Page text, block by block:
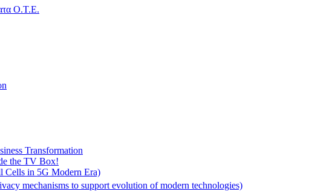
Ο.Τ.Ε.
Transformation
the TV Box!
Cells in 5G Modern Era)
mechanisms to support evolution of modern technologies)